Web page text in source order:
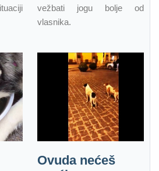
vežbati jogu bolje od
vlasnika.
Ovuda nećeš